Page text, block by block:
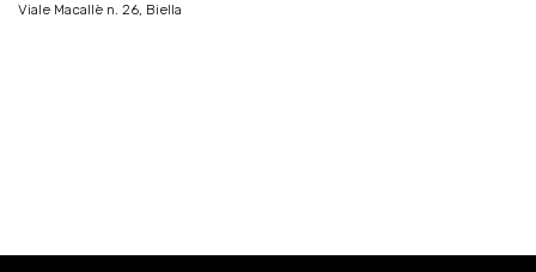
Viale Macallè n. 26, Biella